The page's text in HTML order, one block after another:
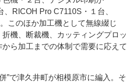
RICOH Pro C7110S・１台、
このほか加工機として無線綴じ
機、断裁機、カッティングプロッ
ら加工までの体制で需要に応えて
”で津久井町が相模原市に編入。そ